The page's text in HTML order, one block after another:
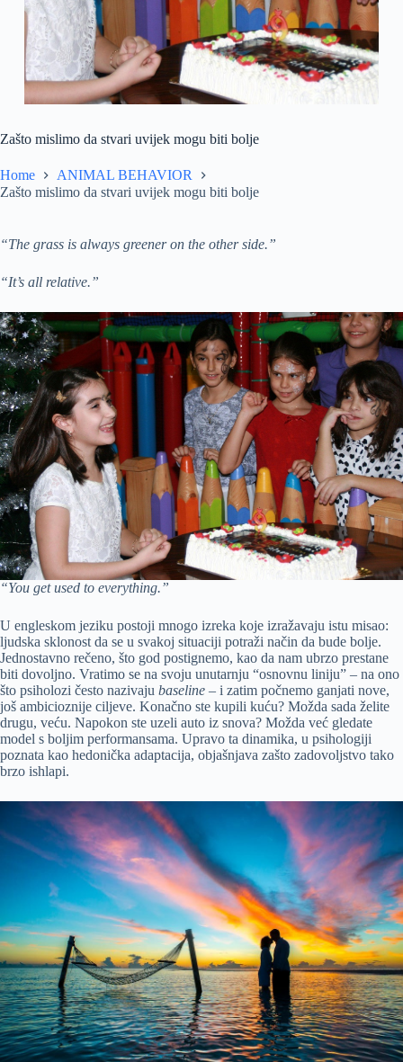
Zašto mislimo da stvari uvijek mogu biti bolje
Home
ANIMAL BEHAVIOR
Zašto mislimo da stvari uvijek mogu biti bolje
“The grass is always greener on the other side.”
“It’s all relative.”
“You get used to everything.”
U engleskom jeziku postoji mnogo izreka koje izražavaju istu misao:
ljudska sklonost da se u svakoj situaciji potraži način da bude bolje.
Jednostavno rečeno, što god postignemo, kao da nam ubrzo prestane
biti dovoljno. Vratimo se na svoju unutarnju “osnovnu liniju” – na ono
što psiholozi često nazivaju baseline – i zatim počnemo ganjati nove,
još ambicioznije ciljeve. Konačno ste kupili kuću? Možda sada želite
drugu, veću. Napokon ste uzeli auto iz snova? Možda već gledate
model s boljim performansama. Upravo ta dinamika, u psihologiji
poznata kao hedonička adaptacija, objašnjava zašto zadovoljstvo tako
brzo ishlapi.